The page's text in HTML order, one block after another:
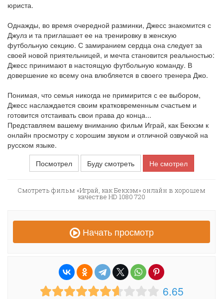
юриста.
Однажды, во время очередной разминки, Джесс знакомится с
Джулз и та приглашает ее на тренировку в женскую
футбольную секцию. С замиранием сердца она следует за
своей новой приятельницей, и мечта становится реальностью:
Джесс принимают в настоящую футбольную команду. В
довершение ко всему она влюбляется в своего тренера Джо.
Понимая, что семья никогда не примирится с ее выбором,
Джесс наслаждается своим кратковременным счастьем и
готовится отстаивать свои права до конца...
Представляем вашему вниманию фильм Играй, как Бекхэм к
онлайн просмотру с хорошим звуком и отличной озвучкой на
русском языке.
Посмотрел
Буду смотреть Не смотрел
Смотреть фильм «Играй, как Бекхэм» онлайн в хорошем
качестве HD 1080 720
Начать просмотр
6.65